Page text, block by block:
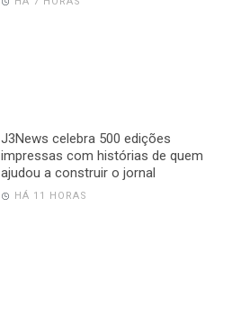
J3News celebra 500 edições
impressas com histórias de quem
ajudou a construir o jornal
HÁ 11 HORAS